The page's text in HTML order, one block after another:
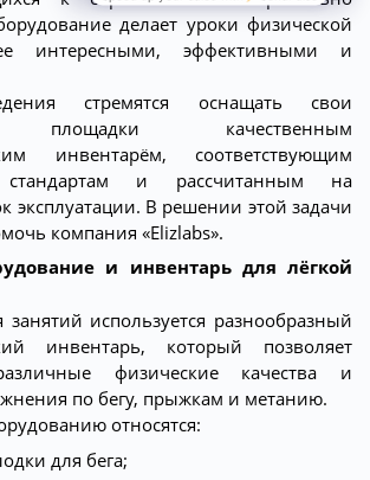
делает уроки физической
интересными, эффективными и
стремятся оснащать свои
площадки качественным
инвентарём, соответствующим
стандартам и рассчитанным на
эксплуатации. В решении этой задачи
компания «Elizlabs».
и инвентарь для лёгкой
используется разнообразный
инвентарь, который позволяет
физические качества и
по бегу, прыжкам и метанию.
относятся:
для бега;